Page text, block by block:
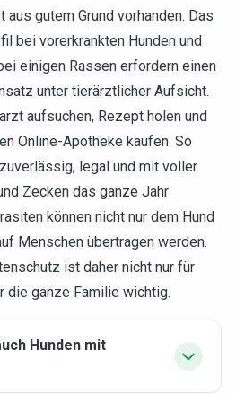
gutem Grund vorhanden. Das
bei vorerkrankten Hunden und
einigen Rassen erfordern einen
unter tierärztlicher Aufsicht.
aufsuchen, Rezept holen und
Online-Apotheke kaufen. So
legal und mit voller
Zecken das ganze Jahr
können nicht nur dem Hund
Menschen übertragen werden.
ist daher nicht nur für
die ganze Familie wichtig.
Hunden mit